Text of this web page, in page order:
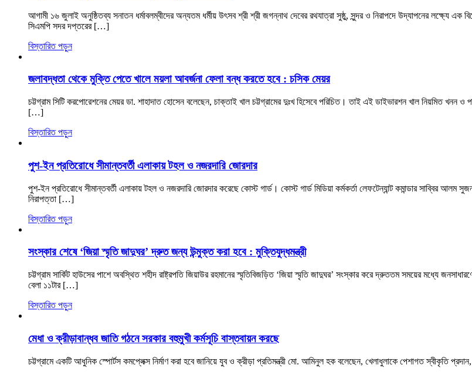
আগামী ১৬ জুলাই অনুষ্ঠিতব্য সনাতন ধর্মাবলম্বীদের অন্যতম ধর্মীয় উৎসব শ্রী শ্রী জগন্নাথ দেবের রথযাত্রা সুষ্ঠু, সুন্দর ও নিরাপদে উদ্‌যাপনের লক্ষ্যে
সিএমপি সদর দপ্তরের […]
বিস্তারিত পড়ুন
জলাবদ্ধতা থেকে মুক্তি পেতে খালে ময়লা আবর্জনা ফেলা বন্ধ করতে হবে : চসিক মেয়র
চট্টগ্রাম সিটি করপোরেশনের মেয়র ডা. শাহাদাত হোসেন বলেছেন, চাক্তাই খাল চট্টগ্রামের দুঃখ হিসেবে পরিচিত। তাই এই ডাইভারশন খাল নিয়মিত খনন ও
[…]
বিস্তারিত পড়ুন
পুশ-ইন প্রতিরোধে সীমান্তবর্তী এলাকায় টহল ও নজরদারি জোরদার
পুশ-ইন প্রতিরোধে সীমান্তবর্তী এলাকায় টহল ও নজরদারি জোরদার করেছে কোস্ট গার্ড। কোস্ট গার্ড মিডিয়া কর্মকর্তা লেফটেন্যান্ট কমান্ডার সাব্বির
নিরাপত্তা […]
বিস্তারিত পড়ুন
সংস্কার শেষে ‘জিয়া স্মৃতি জাদুঘর’ দ্রুত জন্য উন্মুক্ত করা হবে : মুক্তিযুদ্ধমন্ত্রী
চট্টগ্রাম সার্কিট হাউসের পাশে অবস্থিত শহীদ রাষ্ট্রপতি জিয়াউর রহমানের স্মৃতিবিজড়িত ‘জিয়া স্মৃতি জাদুঘর’ সংস্কার করে দ্রুততম সময়ের মধ্যে
বেলা ১১টার […]
বিস্তারিত পড়ুন
মেধা ও ক্রীড়াবান্ধব জাতি গঠনে সরকার বহুমুখী কর্মসূচি বাস্তবায়ন করছে
চট্টগ্রামে একটি আধুনিক স্পোর্টস কমপ্লেক্স নির্মাণ করা হবে জানিয়ে যুব ও ক্রীড়া প্রতিমন্ত্রী মো. আমিনুল হক বলেছেন, খেলাধুলাকে পেশাগত স্বীকৃতি